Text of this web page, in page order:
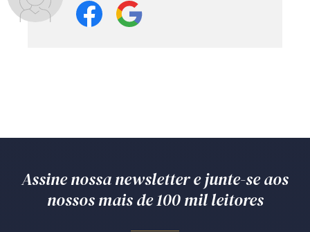
Assine nossa newsletter e junte-se aos
nossos mais de 100 mil leitores